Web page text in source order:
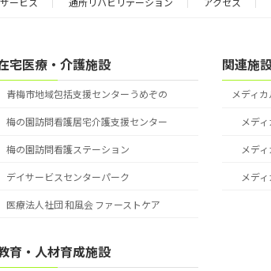
ービス 通所リハビリテーション アクセス
宅医療・介護施設
青梅市地域包括支援センターうめぞの
梅の園訪問看護居宅介護支援センター
梅の園訪問看護ステーション
デイサービスセンターパーク
医療法人社団 和風会 ファーストケア
育・人材育成施設
関連施
メディ
メデ
メデ
メデ